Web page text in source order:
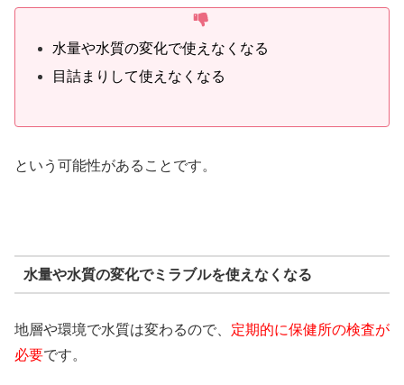
水量や水質の変化で使えなくなる
目詰まりして使えなくなる
という可能性があることです。
水量や水質の変化でミラブルを使えなくなる
地層や環境で水質は変わるので、 定期的に保健所の検査が
必要です。